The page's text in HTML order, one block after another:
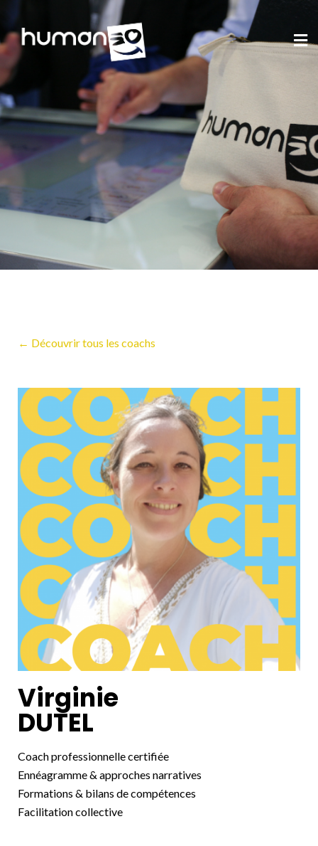
← Découvrir tous les coachs
Virginie
DUTEL
Coach professionnelle certifiée
Ennéagramme & approches narratives
Formations & bilans de compétences
Facilitation collective